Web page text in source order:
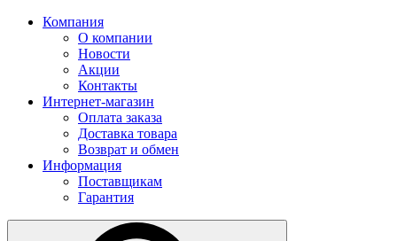
Компания
О компании
Новости
Акции
Контакты
Интернет-магазин
Оплата заказа
Доставка товара
Возврат и обмен
Информация
Поставщикам
Гарантия